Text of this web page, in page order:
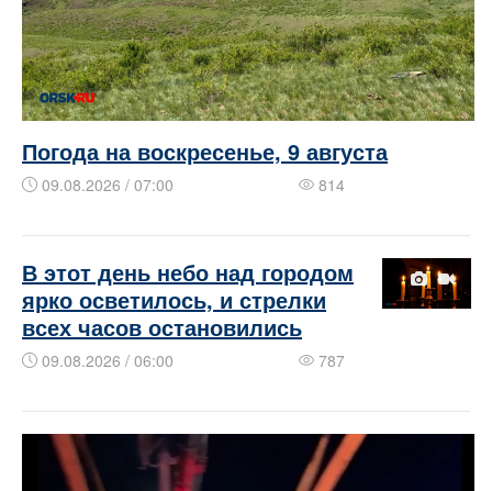
Погода на воскресенье, 9 августа
09.08.2026 / 07:00 814
В этот день небо над городом
ярко осветилось, и стрелки
всех часов остановились
09.08.2026 / 06:00 787